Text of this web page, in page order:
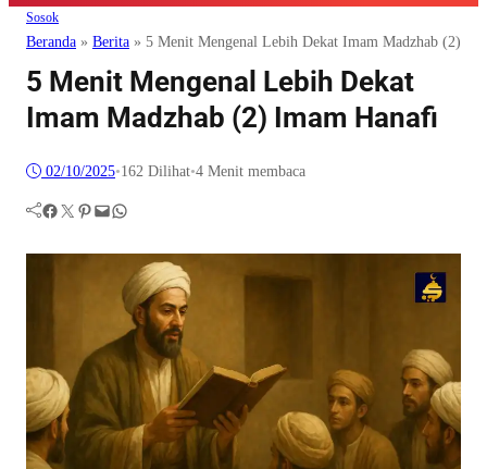
Sosok
Beranda » Berita » 5 Menit Mengenal Lebih Dekat Imam Madzhab (2)
5 Menit Mengenal Lebih Dekat
Imam Madzhab (2) Imam Hanafi
02/10/2025•162 Dilihat•4 Menit membaca
Facebook Twitter Pinterest Mail WhatsApp